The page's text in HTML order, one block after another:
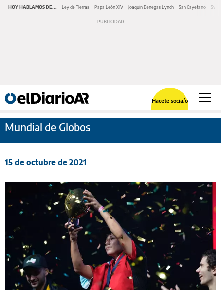
HOY HABLAMOS DE... Ley de Tierras Papa León XIV Joaquín Benegas Lynch San Cayetano
Hacete socia/o
Mundial de Globos
15 de octubre de 2021